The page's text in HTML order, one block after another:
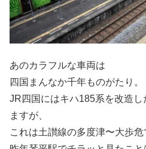
あのカラフルな車両は
四国まんなか千年ものがたり。
JR四国にはキハ185系を改造し
ますが、
これは土讃線の多度津〜大歩危